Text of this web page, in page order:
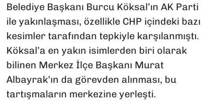
Belediye Başkanı Burcu Köksal’ın AK Parti
ile yakınlaşması, özellikle CHP içindeki bazı
kesimler tarafından tepkiyle karşılanmıştı.
Köksal’a en yakın isimlerden biri olarak
bilinen Merkez İlçe Başkanı Murat
Albayrak’ın da görevden alınması, bu
tartışmaların merkezine yerleşti.